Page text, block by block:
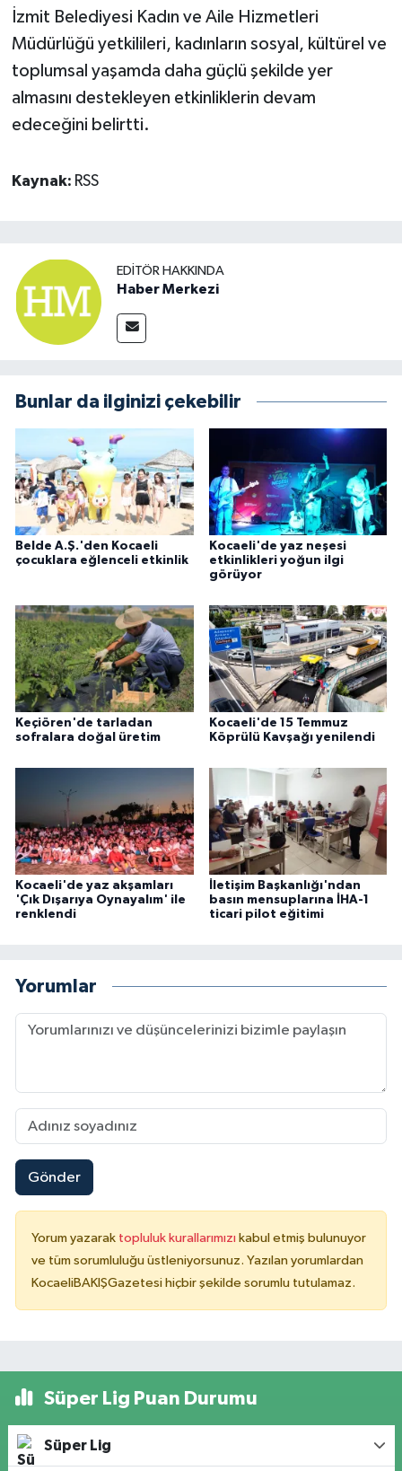
İzmit Belediyesi Kadın ve Aile Hizmetleri
Müdürlüğü yetkilileri, kadınların sosyal, kültürel ve
toplumsal yaşamda daha güçlü şekilde yer
almasını destekleyen etkinliklerin devam
edeceğini belirtti.
Kaynak: RSS
EDITÖR HAKKINDA
Haber Merkezi
Bunlar da ilginizi çekebilir
Belde A.Ş.'den Kocaeli
çocuklara eğlenceli etkinlik
Kocaeli'de yaz neşesi
etkinlikleri yoğun ilgi
görüyor
Keçiören'de tarladan
sofralara doğal üretim
Kocaeli'de 15 Temmuz
Köprülü Kavşağı yenilendi
Kocaeli'de yaz akşamları
'Çık Dışarıya Oynayalım' ile
renklendi
İletişim Başkanlığı'ndan
basın mensuplarına İHA-1
ticari pilot eğitimi
Yorumlar
Gönder
Yorum yazarak topluluk kurallarımızı kabul etmiş bulunuyor
ve tüm sorumluluğu üstleniyorsunuz. Yazılan yorumlardan
KocaeliBAKIŞGazetesi hiçbir şekilde sorumlu tutulamaz.
Süper Lig Puan Durumu
Süper Lig